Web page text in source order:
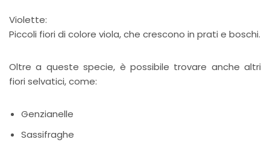
Violette:
Piccoli fiori di colore viola, che crescono in prati e boschi.
Oltre a queste specie, è possibile trovare anche altri
fiori selvatici, come:
Genzianelle
Sassifraghe